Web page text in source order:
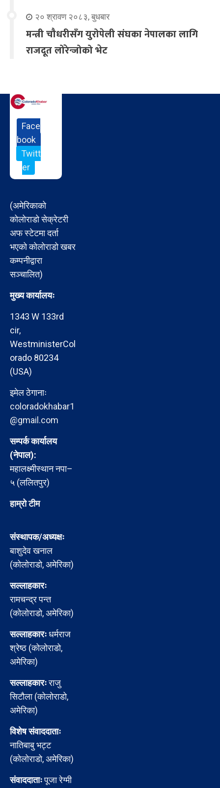
२० श्रावण २०८३, बुधबार
मन्त्री चौधरीसँग युरोपेली संघका नेपालका लागि
राजदूत लोरेन्जोको भेट
Face
book
Twitt
er
(अमेरिकाको
कोलोराडो सेक्रेटरी
अफ स्टेटमा दर्ता
भएको कोलोराडो खबर
कम्पनीद्वारा
सञ्चालित)
मुख्य कार्यालयः
1343 W 133rd
cir,
WestministerCol
orado 80234
(USA)
इमेल ठेगानाः
coloradokhabar1
@gmail.com
सम्पर्क कार्यालय
(नेपाल):
महालक्ष्मीस्थान नपा–
५ (ललितपुर)
हाम्रो टीम
संस्थापक/अध्यक्षः
बाशुदेव खनाल
(कोलोराडो, अमेरिका)
सल्लाहकारः
रामचन्द्र पन्त
(कोलोराडो, अमेरिका)
सल्लाहकारःधर्मराज
श्रेष्ठ (कोलोराडो,
अमेरिका)
सल्लाहकारःराजु
सिटौला (कोलोराडो,
अमेरिका)
विशेष संवाददाताः
नातिबाबु भट्ट
(कोलोराडो, अमेरिका)
संवाददाताःपूजा रेग्मी